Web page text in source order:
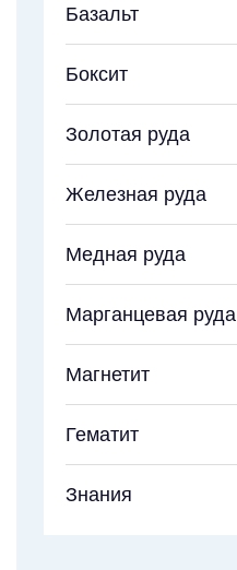
Базальт
Боксит
Золотая руда
Железная руда
Медная руда
Марганцевая руда
Магнетит
Гематит
Знания